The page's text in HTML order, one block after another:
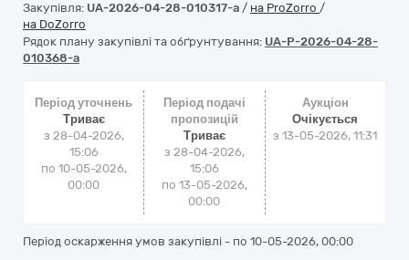
Закупівля: UA-2026-04-28-010317-a / на ProZorro /
на DoZorro
Рядок плану закупівлі та обґрунтування: UA-P-2026-04-28-
010368-a
Період уточнень
Триває
з 28-04-2026,
15:06
по 10-05-2026,
00:00
Період подачі
пропозицій
Триває
з 28-04-2026,
15:06
по 13-05-2026,
00:00
Аукціон
Очікується
з13-05-2026, 11:31
Період оскарження умов закупівлі - по 10-05-2026, 00:00